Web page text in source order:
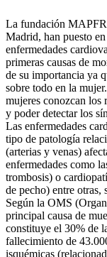
La fundación
Madrid, han puesto
enfermedades
primeras causas de
de su importancia ya
sobre todo en la
mujeres conozcan los
y poder detectar los
Las enfermedades
tipo de patología
(arterias y venas)
enfermedades como
trombosis) o
de pecho) entre otras,
Según la OMS
principal causa de
constituye el 30% de
fallecimiento de
isquémicas